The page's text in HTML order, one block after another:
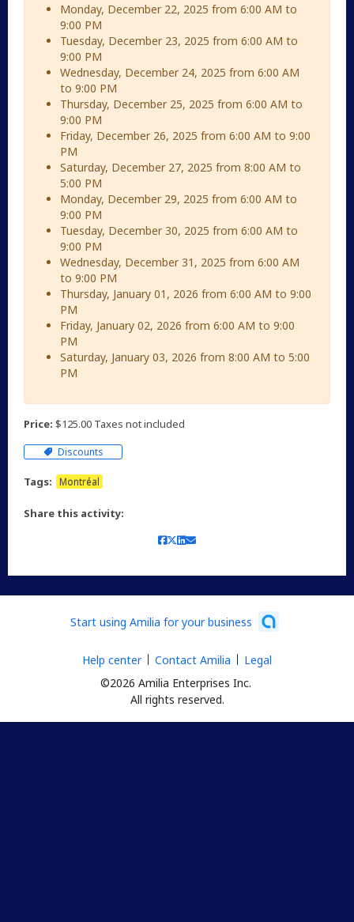
Monday, December 22, 2025 from 6:00 AM to
9:00 PM
Tuesday, December 23, 2025 from 6:00 AM to
9:00 PM
Wednesday, December 24, 2025 from 6:00 AM
to 9:00 PM
Thursday, December 25, 2025 from 6:00 AM to
9:00 PM
Friday, December 26, 2025 from 6:00 AM to 9:00
PM
Saturday, December 27, 2025 from 8:00 AM to
5:00 PM
Monday, December 29, 2025 from 6:00 AM to
9:00 PM
Tuesday, December 30, 2025 from 6:00 AM to
9:00 PM
Wednesday, December 31, 2025 from 6:00 AM
to 9:00 PM
Thursday, January 01, 2026 from 6:00 AM to 9:00
PM
Friday, January 02, 2026 from 6:00 AM to 9:00
PM
Saturday, January 03, 2026 from 8:00 AM to 5:00
PM
Price: $125.00 Taxes not included
Discounts
Tags: Montréal
Share this activity:
Start using Amilia for your business
©2026 Amilia Enterprises Inc.
All rights reserved.
Help center Contact Amilia Legal